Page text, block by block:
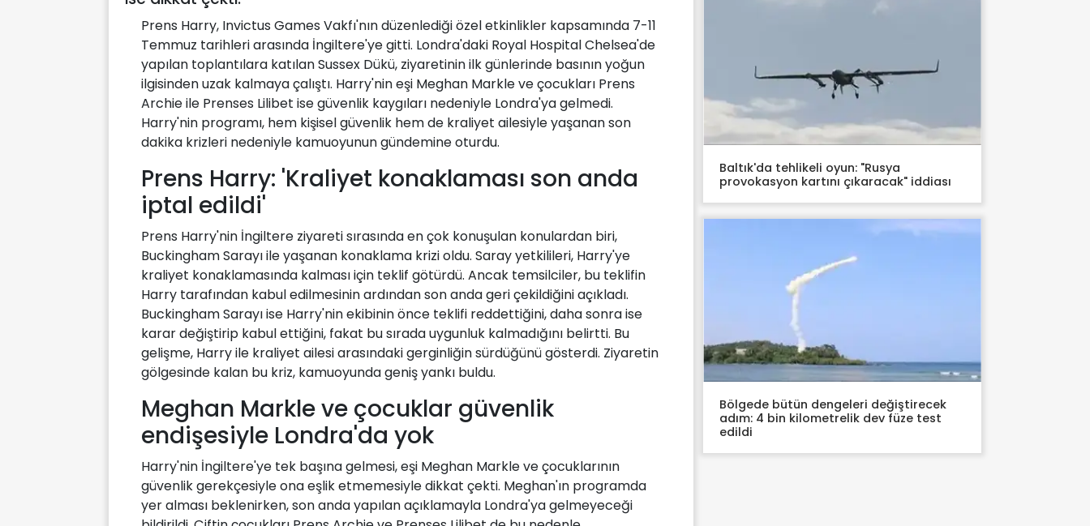
Prens Harry, Invictus Games Vakfı'nın düzenlediği özel etkinlikler kapsamında 7-11
Temmuz tarihleri arasında İngiltere'ye gitti. Londra'daki Royal Hospital Chelsea'de
yapılan toplantılara katılan Sussex Dükü, ziyaretinin ilk günlerinde basının yoğun
ilgisinden uzak kalmaya çalıştı. Harry'nin eşi Meghan Markle ve çocukları Prens
Archie ile Prenses Lilibet ise güvenlik kaygıları nedeniyle Londra'ya gelmedi.
Harry'nin programı, hem kişisel güvenlik hem de kraliyet ailesiyle yaşanan son
dakika krizleri nedeniyle kamuoyunun gündemine oturdu.
Prens Harry: 'Kraliyet konaklaması son anda
iptal edildi'
Prens Harry'nin İngiltere ziyareti sırasında en çok konuşulan konulardan biri,
Buckingham Sarayı ile yaşanan konaklama krizi oldu. Saray yetkilileri, Harry'ye
kraliyet konaklamasında kalması için teklif götürdü. Ancak temsilciler, bu teklifin
Harry tarafından kabul edilmesinin ardından son anda geri çekildiğini açıkladı.
Buckingham Sarayı ise Harry'nin ekibinin önce teklifi reddettiğini, daha sonra ise
karar değiştirip kabul ettiğini, fakat bu sırada uygunluk kalmadığını belirtti. Bu
gelişme, Harry ile kraliyet ailesi arasındaki gerginliğin sürdüğünü gösterdi. Ziyaretin
gölgesinde kalan bu kriz, kamuoyunda geniş yankı buldu.
Meghan Markle ve çocuklar güvenlik
endişesiyle Londra'da yok
Harry'nin İngiltere'ye tek başına gelmesi, eşi Meghan Markle ve çocuklarının
güvenlik gerekçesiyle ona eşlik etmemesiyle dikkat çekti. Meghan'ın programda
yer alması beklenirken, son anda yapılan açıklamayla Londra'ya gelmeyeceği
Baltık'da tehlikeli oyun: "Rusya
provokasyon kartını çıkaracak" iddiası
Bölgede bütün dengeleri değiştirecek
adım: 4 bin kilometrelik dev füze test
edildi